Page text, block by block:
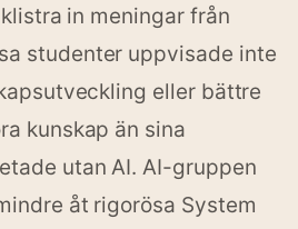
in meningar från
studenter uppvisade inte
eller bättre
kunskap än sina
utan AI. AI-gruppen
åt rigorösa System